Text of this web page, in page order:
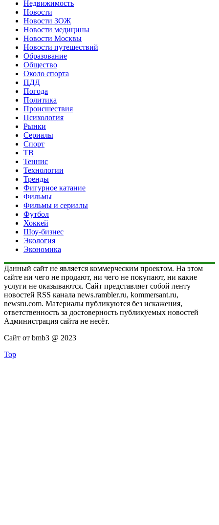
Недвижимость
Новости
Новости ЗОЖ
Новости медицины
Новости Москвы
Новости путешествий
Образование
Общество
Около спорта
ПДД
Погода
Политика
Происшествия
Психология
Рынки
Сериалы
Спорт
ТВ
Теннис
Технологии
Тренды
Фигурное катание
Фильмы
Фильмы и сериалы
Футбол
Хоккей
Шоу-бизнес
Экология
Экономика
Данный сайт не является коммерческим проектом. На этом
сайте ни чего не продают, ни чего не покупают, ни какие
услуги не оказываются. Сайт представляет собой ленту
новостей RSS канала news.rambler.ru, kommersant.ru,
newsru.com. Материалы публикуются без искажения,
ответственность за достоверность публикуемых новостей
Администрация сайта не несёт.
Сайт от bmb3 @ 2023
Top